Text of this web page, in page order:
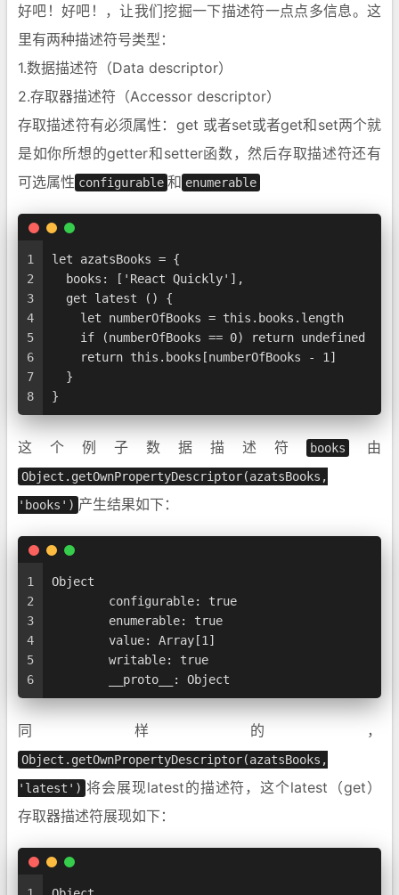
好吧！好吧！，让我们挖掘一下描述符一点点多信息。这
里有两种描述符号类型：
1.数据描述符（Data descriptor）
2.存取器描述符（Accessor descriptor）
存取描述符有必须属性：get 或者set或者get和set两个就
是如你所想的getter和setter函数，然后存取描述符还有
可选属性 configurable 和 enumerable
1
2
3
4
5
6
7
8
let azatsBooks = {
  books: ['React Quickly'],
  get latest () {
    let numberOfBooks = this.books.length
    if (numberOfBooks == 0) return undefined
    return this.books[numberOfBooks - 1]
  }
}
这个例子数据描述符 books 由
Object.getOwnPropertyDescriptor(azatsBooks,
'books') 产生结果如下：
1
2
3
4
5
6
Object
	configurable: true
	enumerable: true
	value: Array[1]
	writable: true
	__proto__: Object
同样的，
Object.getOwnPropertyDescriptor(azatsBooks,
'latest') 将会展现latest的描述符，这个latest（get）
存取器描述符展现如下：